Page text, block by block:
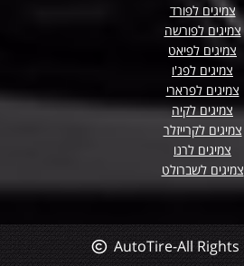
צמיגים לפורד
צמיגים לפורשה
צמיגים לפיאט
צמיגים לפג'ו
צמיגים לפרארי
צמיגים לקיה
צמיגים לקרייזלר
צמיגים לרנו
צמיגים לשברולט